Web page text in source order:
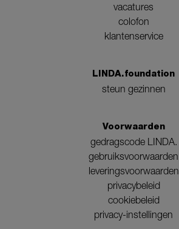
vacatures
colofon
klantenservice
LINDA.foundation
steun gezinnen
Voorwaarden
gedragscode LINDA.
gebruiksvoorwaarden
leveringsvoorwaarden
privacybeleid
cookiebeleid
privacy-instellingen